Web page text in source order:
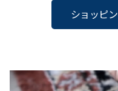
ショッピ